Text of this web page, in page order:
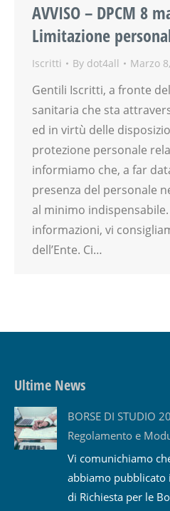
AVVISO – DPCM 8
Limitazione
Iscritti By dot4all Marzo
Gentili Iscritti, a fronte
sanitaria che sta
ed in virtù delle
protezione personale
informiamo che, a far
presenza del personale
al minimo
informazioni, vi
dell’Ente. Ci…
Ultime News
BORSE DI STUDIO
Regolamento e
Vi comunichiamo
abbiamo pubblicato
di Richiesta per le